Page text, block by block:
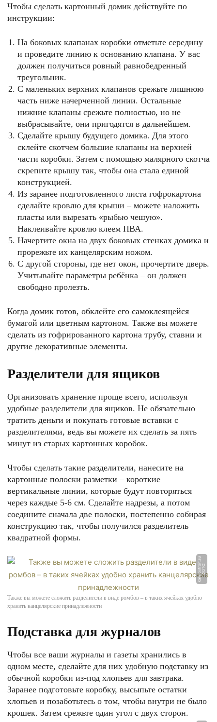
Чтобы сделать картонный домик действуйте по
инструкции:
На боковых клапанах коробки отметьте середину
и проведите линию к основанию клапана. У вас
должен получиться ровный равнобедренный
треугольник.
С маленьких верхних клапанов срежьте лишнюю
часть ниже начерченной линии. Остальные
нижние клапаны срежьте полностью, но не
выбрасывайте, они пригодятся в дальнейшем.
Сделайте крышу будущего домика. Для этого
склейте скотчем большие клапаны на верхней
части коробки. Затем с помощью малярного скотча
скрепите крышу так, чтобы она стала единой
конструкцией.
Из заранее подготовленного листа гофрокартона
сделайте кровлю для крыши – можете наложить
пласты или вырезать «рыбью чешую».
Наклеивайте кровлю клеем ПВА.
Начертите окна на двух боковых стенках домика и
прорежьте их канцелярским ножом.
С другой стороны, где нет окон, прочертите дверь.
Учитывайте параметры ребёнка – он должен
свободно пролезть.
Когда домик готов, обклейте его самоклеящейся
бумагой или цветным картоном. Также вы можете
сделать из гофрированного картона трубу, ставни и
другие декоративные элементы.
Разделители для ящиков
Организовать хранение проще всего, используя
удобные разделители для ящиков. Не обязательно
тратить деньги и покупать готовые вставки с
разделителями, ведь вы можете их сделать за пять
минут из старых картонных коробок.
Чтобы сделать такие разделители, нанесите на
картонные полоски разметки – короткие
вертикальные линии, которые будут повторяться
через каждые 5-6 см. Сделайте надрезы, а потом
соедините сначала две полоски, постепенно собирая
конструкцию так, чтобы получился разделитель
квадратной формы.
Ф
О
Т
О:
k
a
k
p
o
s
t
r
oi
t.
s
u
Также вы можете сложить разделители в виде ромбов – в таких ячейках удобно
хранить канцелярские принадлежности
Подставка для журналов
Чтобы все ваши журналы и газеты хранились в
одном месте, сделайте для них удобную подставку из
обычной коробки из-под хлопьев для завтрака.
Заранее подготовьте коробку, высыпьте остатки
хлопьев и позаботьтесь о том, чтобы внутри не было
крошек. Затем срежьте один угол с двух сторон.